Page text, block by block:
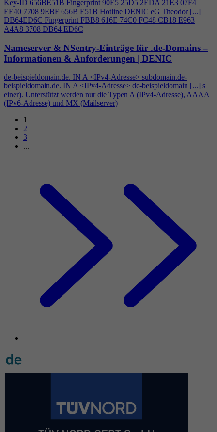
Key-ID 656BE51B Fingerprint 90E5 25D5 2EDA 21E3 07F4
EE40 7708 9EBF 656B E51B Hotline DENIC eG Theodor [...]
DB64ED6C Fingerprint FBB8 616E 74C0 FC48 CB18 E963
A4A8 3708 DB64 ED6C
Nameserver & NSentry-Einträge für .de-Domains –
Informationen & Anforderungen | DENIC
de-beispieldomain.de. IN A <IPv4-Adresse> subdomain.de-
beispieldomain.de. IN A <IPv4-Adresse> de-beispieldomain [...] s
einer). Unterstützt werden nur die Typen A (IPv4-Adresse), AAAA
(IPv6-Adresse) und MX (Mailserver)
1
2
3
...